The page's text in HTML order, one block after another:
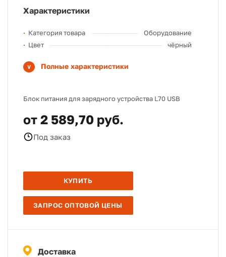
Характеристики
Категория товара
Оборудование
Цвет
чёрный
Полные характеристики
Блок питания для зарядного устройства L70 USB
от 2 589,70 руб.
Под заказ
КУПИТЬ
ЗАПРОС ОПТОВОЙ ЦЕНЫ
Доставка